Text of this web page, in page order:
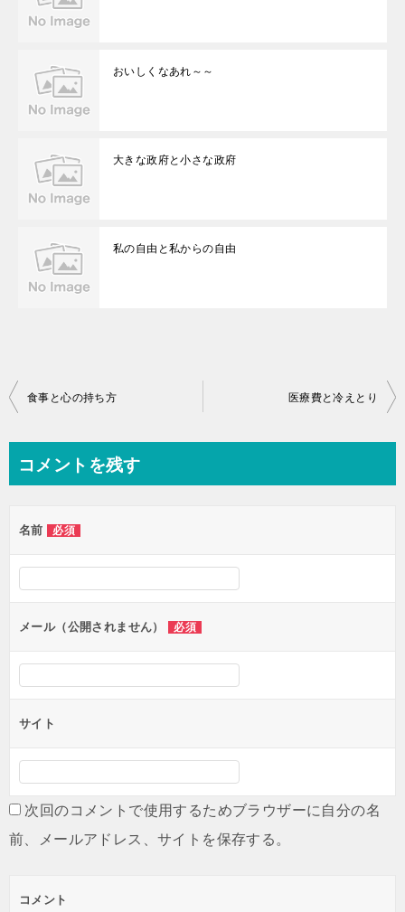
おいしくなあれ～～
大きな政府と小さな政府
私の自由と私からの自由
投
ビ
ー
シ
ン
食事と心の持ち方 医療費と冷えとり
コメントを残す
名前 必須
メール（公開されません） 必須
サイト
次回のコメントで使用するためブラウザーに自分の名
前、メールアドレス、サイトを保存する。
コメント